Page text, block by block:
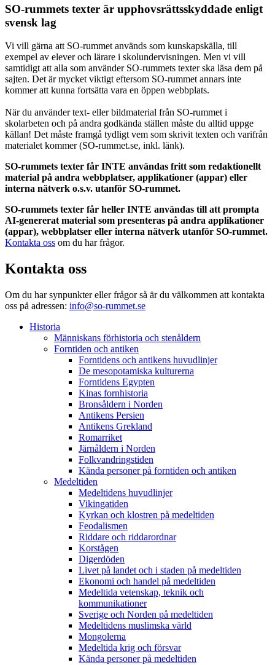
SO-rummets texter är upphovsrättsskyddade enligt
svensk lag
Vi vill gärna att SO-rummet används som kunskapskälla, till
exempel av elever och lärare i skolundervisningen. Men vi vill
samtidigt att alla som använder SO-rummets texter ska läsa dem på
sajten. Det är mycket viktigt eftersom SO-rummet annars inte
kommer att kunna fortsätta vara en öppen webbplats.
När du använder text- eller bildmaterial från SO-rummet i
skolarbeten och på andra godkända ställen måste du alltid uppge
källan! Det måste framgå tydligt vem som skrivit texten och varifrån
materialet kommer (SO-rummet.se, inkl. länk).
SO-rummets texter får INTE användas fritt som redaktionellt
material på andra webbplatser, applikationer (appar) eller
interna nätverk o.s.v. utanför SO-rummet.
SO-rummets texter får heller INTE användas till att prompta
AI-genererat material som presenteras på andra applikationer
(appar), webbplatser eller interna nätverk utanför SO-rummet.
Kontakta oss om du har frågor.
Kontakta oss
Om du har synpunkter eller frågor så är du välkommen att kontakta
oss på adressen: info@so-rummet.se
Historia
Människans förhistoria och stenåldern
Forntiden och antiken
Forntidens och antikens huvudlinjer
De mesopotamiska kulturerna
Forntidens Egypten
Kinas fornhistoria
Bronsåldern i Norden
Antikens Persien
Antikens Grekland
Romarriket
Järnåldern i Norden
Folkvandringstiden
Kända personer på forntiden och antiken
Medeltiden
Medeltidens huvudlinjer
Vikingatiden
Kyrkan och klostren på medeltiden
Feodalismen
Riddare och riddarordnar
Korstågen
Digerdöden
Livet på landet och i staden på medeltiden
Ekonomi och handel på medeltiden
Medeltida vetenskap, teknik och
kommunikationer
Sverige och Norden på medeltiden
Medeltidens muslimska värld
Mongolerna
Medeltida krig och försvar
Kända personer på medeltiden